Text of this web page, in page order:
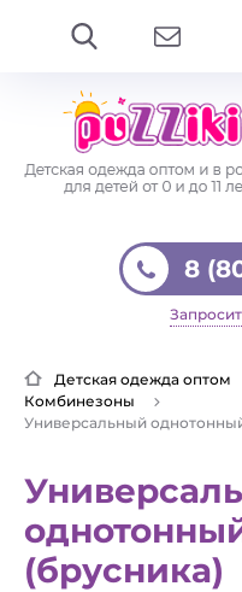
8
Детская одежда оптом
Комбинезоны
Универсальный
(брусника)